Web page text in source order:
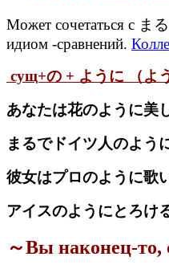
Может сочетаться с
идиом -сравнений.
сущ+の + ように （よ
あなたは花のように美
まるでドイツ人のよう
彼女はプロのように歌
アイスのようにとろけ
～Вы наконец-то,